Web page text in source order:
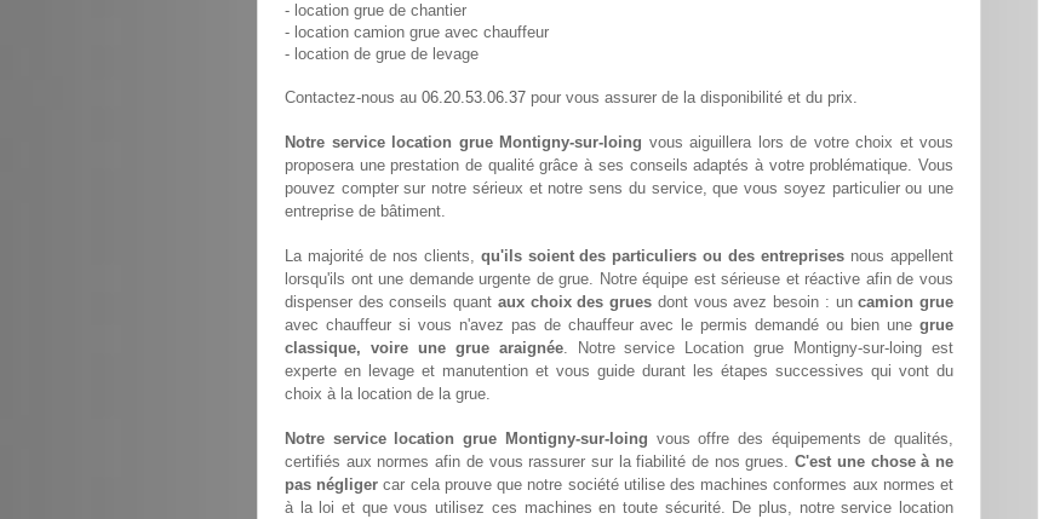
- location grue de chantier
- location camion grue avec chauffeur
- location de grue de levage
Contactez-nous au 06.20.53.06.37 pour vous assurer de la disponibilité et du prix.
Notre service location grue Montigny-sur-loing vous aiguillera lors de votre choix et vous
proposera une prestation de qualité grâce à ses conseils adaptés à votre problématique. Vous
pouvez compter sur notre sérieux et notre sens du service, que vous soyez particulier ou une
entreprise de bâtiment.
La majorité de nos clients, qu'ils soient des particuliers ou des entreprises nous appellent
lorsqu'ils ont une demande urgente de grue. Notre équipe est sérieuse et réactive afin de vous
dispenser des conseils quant aux choix des grues dont vous avez besoin : uncamion grue
avec chauffeur si vous n'avez pas de chauffeur avec le permis demandé ou bien une grue
classique, voire une grue araignée. Notre service Location grue Montigny-sur-loing est
experte en levage et manutention et vous guide durant les étapes successives qui vont du
choix à la location de la grue.
Notre service location grue Montigny-sur-loing vous offre des équipements de qualités,
certifiés aux normes afin de vous rassurer sur la fiabilité de nos grues.C'est une chose à ne
pas négliger car cela prouve que notre société utilise des machines conformes aux normes et
à la loi et que vous utilisez ces machines en toute sécurité. De plus, notre service location